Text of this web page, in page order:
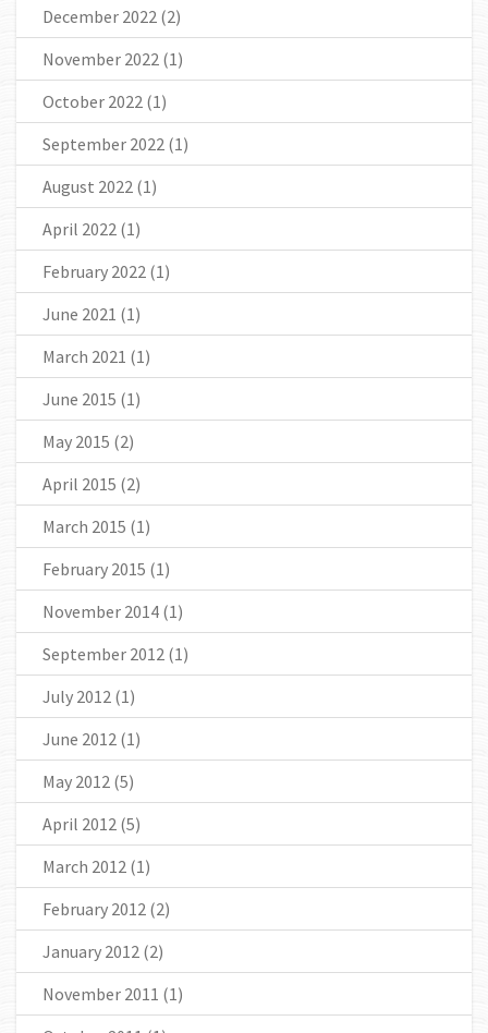
December 2022 (2)
November 2022 (1)
October 2022 (1)
September 2022 (1)
August 2022 (1)
April 2022 (1)
February 2022 (1)
June 2021 (1)
March 2021 (1)
June 2015 (1)
May 2015 (2)
April 2015 (2)
March 2015 (1)
February 2015 (1)
November 2014 (1)
September 2012 (1)
July 2012 (1)
June 2012 (1)
May 2012 (5)
April 2012 (5)
March 2012 (1)
February 2012 (2)
January 2012 (2)
November 2011 (1)